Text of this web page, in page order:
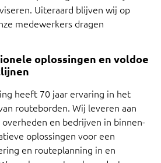
Uiteraard blijven wij op
medewerkers dragen
oplossingen en voldoe
heeft 70 jaar ervaring in het
routeborden. Wij leveren aan
en bedrijven in binnen-
oplossingen voor een
en routeplanning in en